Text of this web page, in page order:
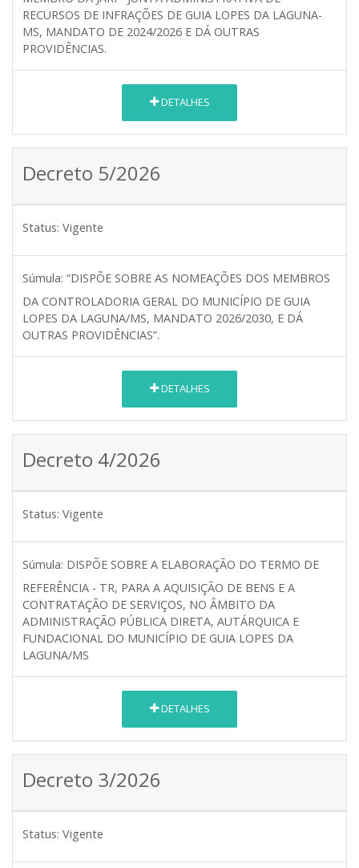
RECURSOS DE INFRAÇÕES DE GUIA LOPES DA LAGUNA-
MS, MANDATO DE 2024/2026 E DÁ OUTRAS
PROVIDÊNCIAS.
DETALHES
Decreto 5/2026
Status: Vigente
Súmula: “DISPÕE SOBRE AS NOMEAÇÕES DOS MEMBROS
DA CONTROLADORIA GERAL DO MUNICÍPIO DE GUIA
LOPES DA LAGUNA/MS, MANDATO 2026/2030, E DÁ
OUTRAS PROVIDÊNCIAS”.
DETALHES
Decreto 4/2026
Status: Vigente
Súmula: DISPÕE SOBRE A ELABORAÇÃO DO TERMO DE
REFERÊNCIA - TR, PARA A AQUISIÇÃO DE BENS E A
CONTRATAÇÃO DE SERVIÇOS, NO ÂMBITO DA
ADMINISTRAÇÃO PÚBLICA DIRETA, AUTÁRQUICA E
FUNDACIONAL DO MUNICÍPIO DE GUIA LOPES DA
LAGUNA/MS
DETALHES
Decreto 3/2026
Status: Vigente